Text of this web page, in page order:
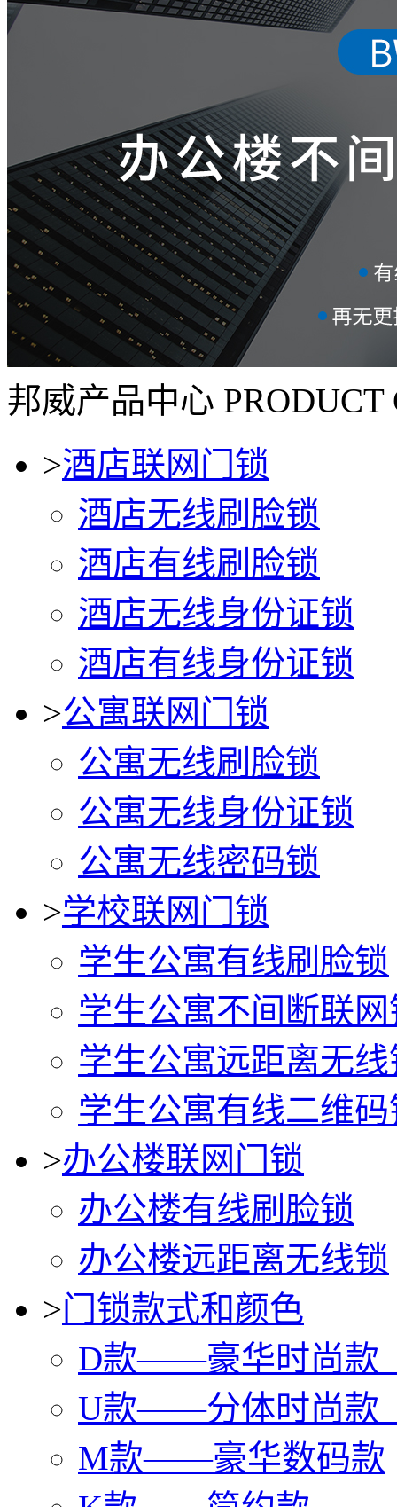
邦威产品中心 PRODUCT
>酒店联网门锁
酒店无线刷脸锁
酒店有线刷脸锁
酒店无线身份证锁
酒店有线身份证锁
>公寓联网门锁
公寓无线刷脸锁
公寓无线身份证锁
公寓无线密码锁
>学校联网门锁
学生公寓有线刷脸锁
学生公寓不间断联网
学生公寓远距离无线
学生公寓有线二维码
>办公楼联网门锁
办公楼有线刷脸锁
办公楼远距离无线锁
>门锁款式和颜色
D款——豪华时尚款
U款——分体时尚款
M款——豪华数码款